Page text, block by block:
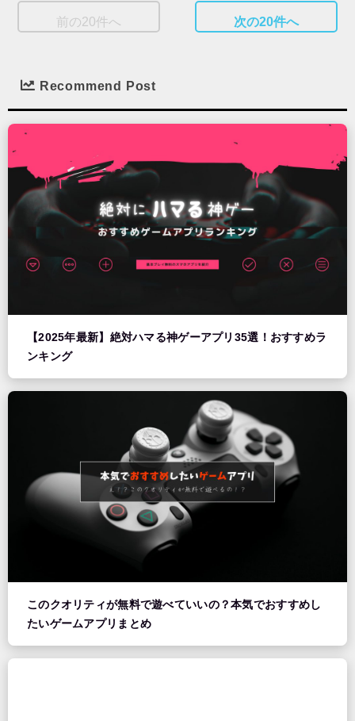
前の20件へ 次の20件へ
Recommend Post
【2025年最新】絶対ハマる神ゲーアプリ35選！おすすめラ
ンキング
このクオリティが無料で遊べていいの？本気でおすすめし
たいゲームアプリまとめ